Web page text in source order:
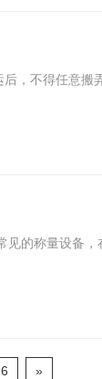
，不得任意搬
见的称量设备
»